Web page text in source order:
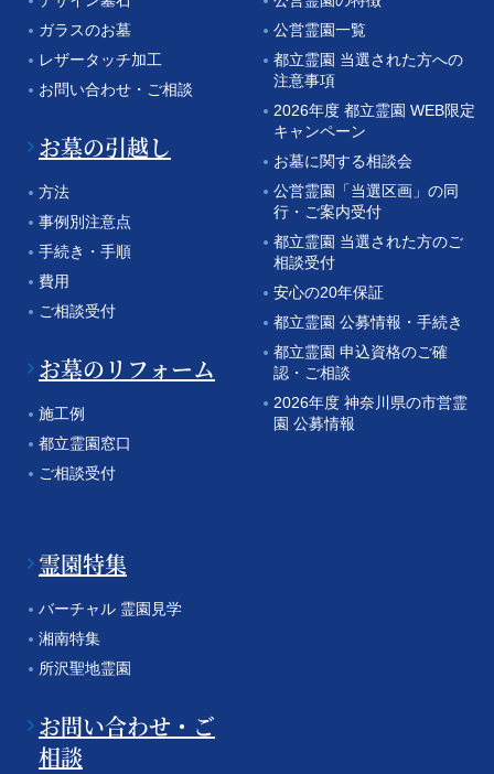
ガラスのお墓
レザータッチ加工
お問い合わせ・ご相談
お墓の引越し
方法
事例別注意点
手続き・手順
費用
ご相談受付
お墓のリフォーム
施工例
都立霊園窓口
ご相談受付
公営霊園一覧
都立霊園 当選された方への
注意事項
2026年度 都立霊園 WEB限定
キャンペーン
お墓に関する相談会
公営霊園「当選区画」の同
行・ご案内受付
都立霊園 当選された方のご
相談受付
安心の20年保証
都立霊園 公募情報・手続き
都立霊園 申込資格のご確
認・ご相談
2026年度 神奈川県の市営霊
園 公募情報
霊園特集
バーチャル 霊園見学
湘南特集
所沢聖地霊園
お問い合わせ・ご
相談